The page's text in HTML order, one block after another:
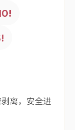
离，安全进